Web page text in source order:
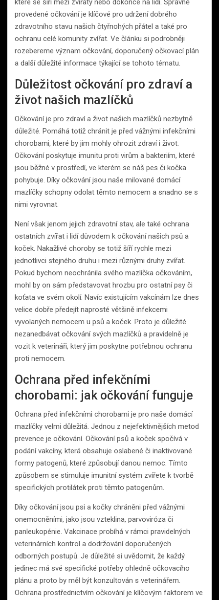
které se šíří mezi zvířaty nebo dokonce na lidi. Správně
provedené očkování je klíčové pro udržení dobrého
zdravotního stavu našich čtyřnohých přátel a také pro
ochranu celé komunity zvířat. Ve článku si podrobněji
rozebereme význam očkování, doporučený očkovací plán
a další důležité informace týkající se tohoto tématu.
Důležitost očkování pro zdraví a
život našich mazlíčků
Očkování je pro zdraví a život našich mazlíčků nezbytně
důležité. Pomáhá totiž chránit je před vážnými infekčními
chorobami, které by jim mohly ohrozit zdraví i život.
Očkování poskytuje imunitu proti virům a bakteriím, které
jsou běžné v prostředí, ve kterém se náš pes či kočka
pohybuje. Díky očkování jsou naše milované domácí
mazlíčky schopny odolat těmto nemocem a snadno se s
nimi vyrovnat.
Není však jenom jejich zdravotní stav, ale také ochrana
ostatních zvířat i lidí důvodem k očkování našich psů a
koček. Nakažlivé choroby se totiž šíří rychle mezi
jednotlivci stejného druhu i mezi různými druhy zvířat.
Pokud bychom neochránila svého mazlíčka očkováním,
mohl by on sám představovat hrozbu pro ostatní psy či
koťata ve svém okolí. Navíc existujícím vakcínám lze dnes
velice dobře předejít naprosté většině infekcemi
vyvolaných nemocem u psů a koček. Proto je důležité
nezanedbávat očkování svých mazlíčků a pravidelně je
vozit k veterináři, který jim poskytne potřebnou ochranu
proti nemocem.
Ochrana před infekčními
chorobami: jak očkování funguje
Ochrana před infekčními chorobami je pro naše domácí
mazlíčky velmi důležitá. Jednou z nejefektivnějších metod
prevence je očkování. Očkování psů a koček spočívá v
podání vakcíny, která obsahuje oslabené či inaktivované
formy patogenů, které způsobují danou nemoc. Tímto
způsobem se stimuluje imunitní systém zvířete k tvorbě
specifických protilátek proti těmto patogenům.
Díky očkování jsou psi a kočky chráněni před vážnými
onemocněními, jako jsou vzteklina, parvoviróza či
panleukopénie. Vakcinace probíhá v rámci pravidelných
veterinárních kontrol a dodržování doporučených
odborných postupů. Je důležité si uvědomit, že každý
jedinec má své specifické potřeby ohledně očkovacího
plánu a proto by měl být konzultován s veterinářem.
Ochrana prostřednictvím očkování je klíčovým faktorem ve